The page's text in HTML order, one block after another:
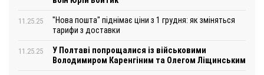
11.25.25
"Нова пошта" піднімає ціни з 1 грудня: як зміняться
тарифи з доставки
11.25.25
У Полтаві попрощалися із військовими
Володимиром Каренгіним та Олегом Ліщинським